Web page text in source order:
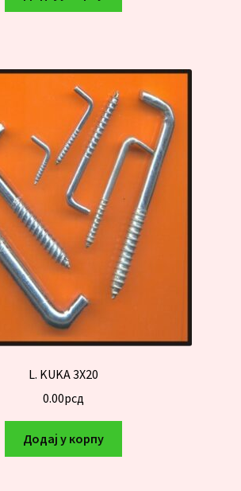
L. KUKA 3X20
0.00рсд
Додај у корпу